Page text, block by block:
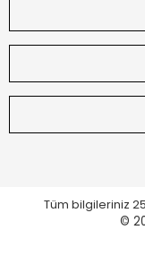
Tüm bilgileriniz
©